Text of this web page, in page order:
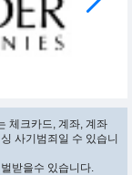
체크카드, 계좌, 계좌
사기범죄일 수 있습니
받을수 있습니다.